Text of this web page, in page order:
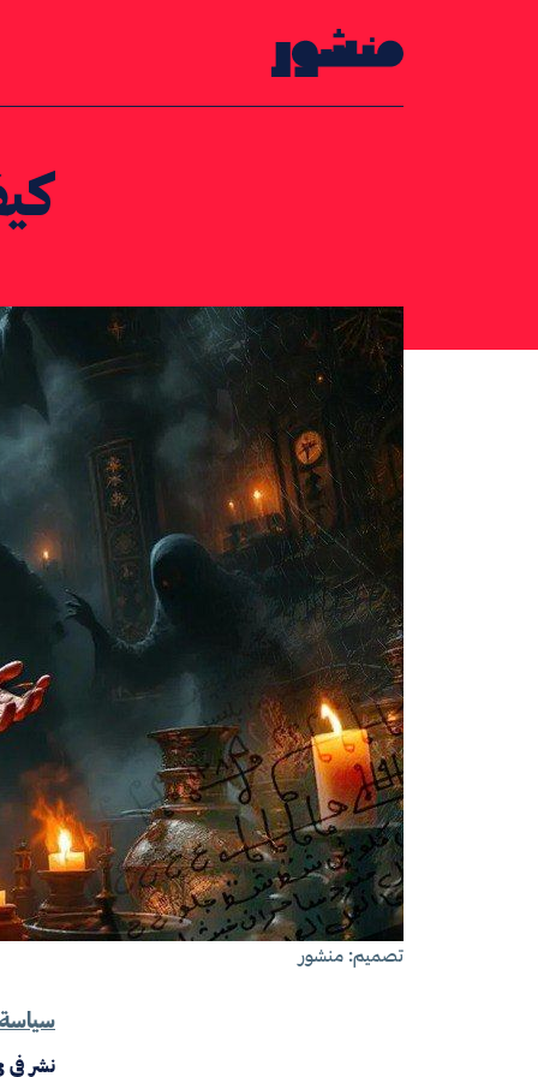
الصفحة الرئيسية
تصميم: منشور
نشر في